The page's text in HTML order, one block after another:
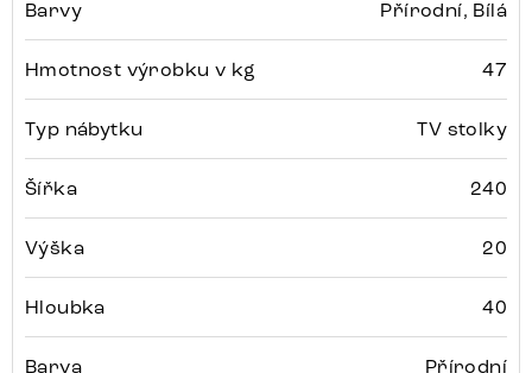
Barvy Přírodní, Bílá
Hmotnost výrobku v kg 47
Typ nábytku TV stolky
Šířka 240
Výška 20
Hloubka 40
Barva Přírodní